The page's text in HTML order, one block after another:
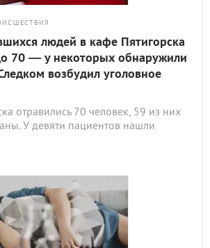
людей в кафе Пятигорска
70 — у некоторых обнаружили
возбудил уголовное
отравились 70 человек, 59 из них
У девяти пациентов нашли